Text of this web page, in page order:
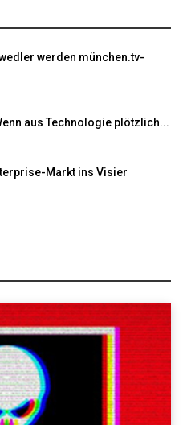
werden münchen.tv-
aus Technologie plötzlich...
Markt ins Visier